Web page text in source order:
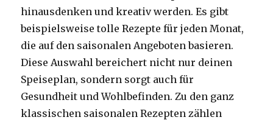
hinausdenken und kreativ werden. Es gibt
beispielsweise tolle Rezepte für jeden Monat,
die auf den saisonalen Angeboten basieren.
Diese Auswahl bereichert nicht nur deinen
Speiseplan, sondern sorgt auch für
Gesundheit und Wohlbefinden. Zu den ganz
klassischen saisonalen Rezepten zählen